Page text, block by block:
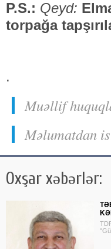
P.S.: Qeyd:
torpağa
.
Muəllif
Məlumatdan
Oxşar xəbərlər: